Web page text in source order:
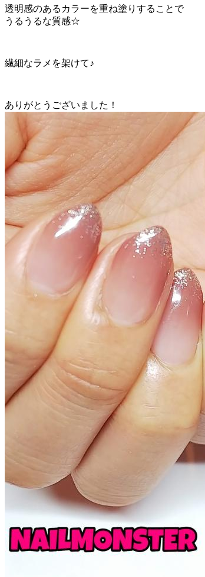
透明感のあるカラーを重ね塗りすることで
うるうるな質感☆
繊細なラメを架けて♪
ありがとうございました！